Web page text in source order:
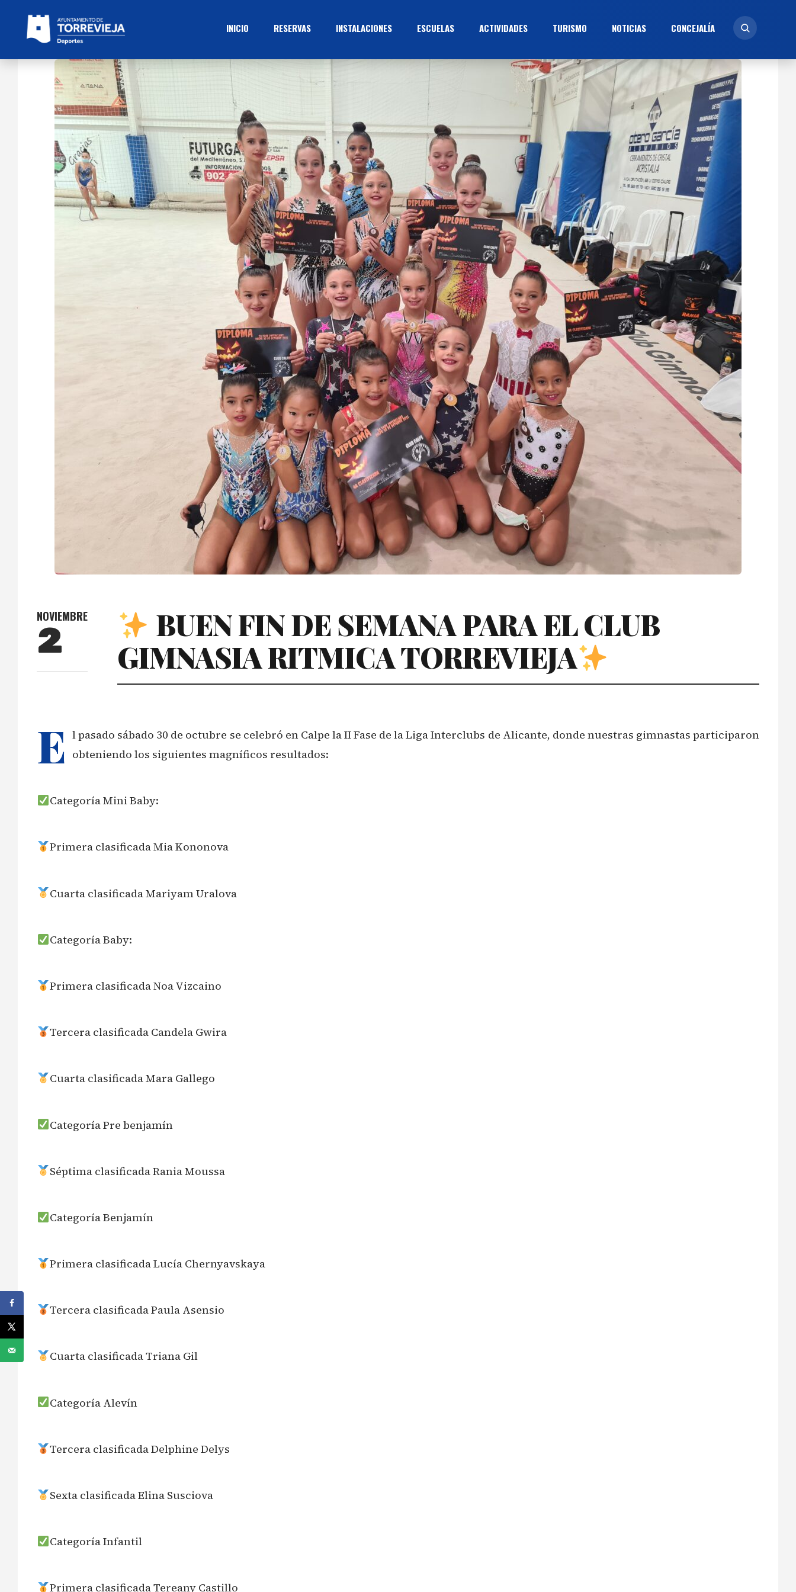
INICIO RESERVAS INSTALACIONES ESCUELAS ACTIVIDADES TURISMO NOTICIAS CONCEJALÍ­A
NOVIEMBRE
2
BUEN FIN DE SEMANA PARA EL CLUB
GIMNASIA RITMICA TORREVIEJA
E l pasado sábado 30 de octubre se celebró en Calpe la II Fase de la Liga Interclubs de Alicante, donde nuestras gimnastas participaron
obteniendo los siguientes magníficos resultados:
Categoría Mini Baby:
Primera clasificada Mia Kononova
Cuarta clasificada Mariyam Uralova
Categoría Baby:
Primera clasificada Noa Vizcaino
Tercera clasificada Candela Gwira
Cuarta clasificada Mara Gallego
Categoría Pre benjamín
Séptima clasificada Rania Moussa
Categoría Benjamín
Primera clasificada Lucía Chernyavskaya
Tercera clasificada Paula Asensio
Cuarta clasificada Triana Gil
Categoría Alevín
Tercera clasificada Delphine Delys
Sexta clasificada Elina Susciova
Categoría Infantil
Primera clasificada Tereany Castillo